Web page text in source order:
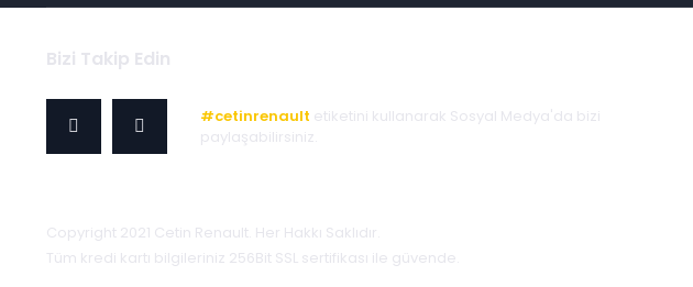
Bizi Takip Edin
#cetinrenault etiketini kullanarak Sosyal Medya'da bizi
paylaşabilirsiniz.
Copyright 2021 Cetin Renault. Her Hakkı Saklıdır.
Tüm kredi kartı bilgileriniz 256Bit SSL sertifikası ile güvende.